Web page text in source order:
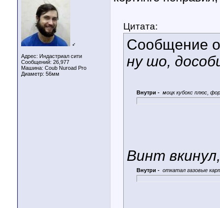
♂
Адрес: Индастриал сити
Сообщений: 26,977
Машина: Coub Nuroad Pro
Диаметр: 56мм
Цитата:
Сообщение
ну шо,
Внутри - моцк кубокс плюс,
Винт вкинул,
Внутри - откатал газовые